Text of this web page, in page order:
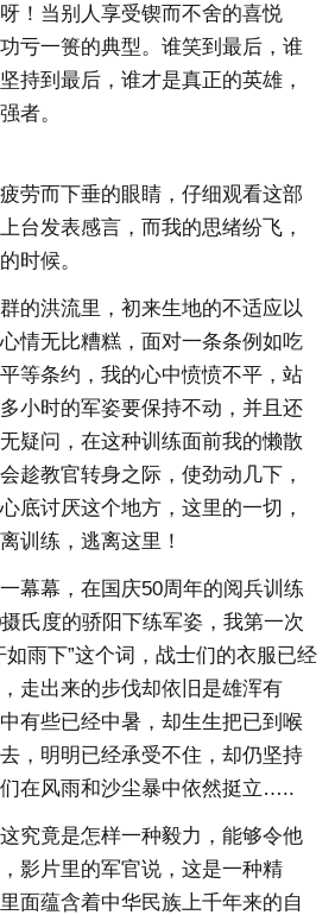
！当别人享受锲而不舍的喜悦
亏一篑的典型。谁笑到最后，谁
持到最后，谁才是真正的英雄，
者。
劳而下垂的眼睛，仔细观看这部
台发表感言，而我的思绪纷飞，
时候。
的洪流里，初来生地的不适应以
情无比糟糕，面对一条条例如吃
等条约，我的心中愤愤不平，站
小时的军姿要保持不动，并且还
疑问，在这种训练面前我的懒散
趁教官转身之际，使劲动几下，
底讨厌这个地方，这里的一切，
训练，逃离这里！
幕幕，在国庆50周年的阅兵训练
氏度的骄阳下练军姿，我第一次
如雨下”这个词，战士们的衣服已经
走出来的步伐却依旧是雄浑有
有些已经中暑，却生生把已到喉
，明明已经承受不住，却仍坚持
在风雨和沙尘暴中依然挺立…..
究竟是怎样一种毅力，能够令他
影片里的军官说，这是一种精
面蕴含着中华民族上千年来的自